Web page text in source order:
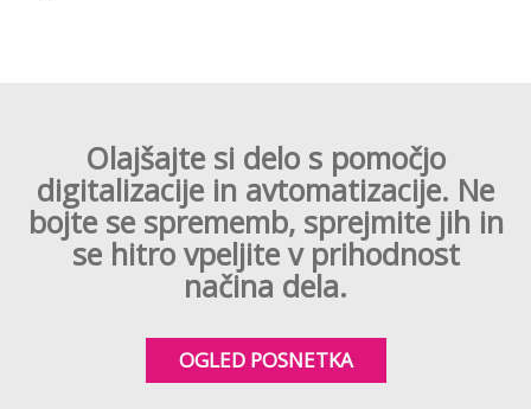
Olajšajte si delo s pomočjo
digitalizacije in avtomatizacije. Ne
bojte se sprememb, sprejmite jih in
se hitro vpeljite v prihodnost
načina dela.
OGLED POSNETKA